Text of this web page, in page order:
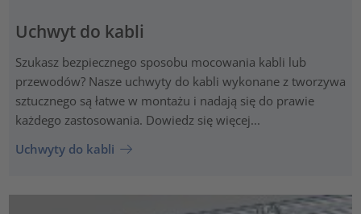
Uchwyt do kabli
Szukasz bezpiecznego sposobu mocowania kabli lub
przewodów? Nasze uchwyty do kabli wykonane z tworzywa
sztucznego są łatwe w montażu i nadają się do prawie
każdego zastosowania. Dowiedz się więcej...
Uchwyty do kabli